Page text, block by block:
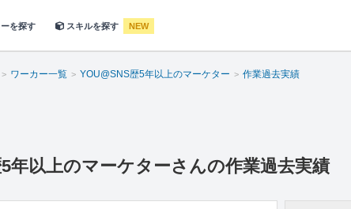
を探す スキルを探す NEW
ワーカー一覧 YOU@SNS歴5年以上のマーケター 作業過去実績
年以上のマーケターさんの作業過去実績